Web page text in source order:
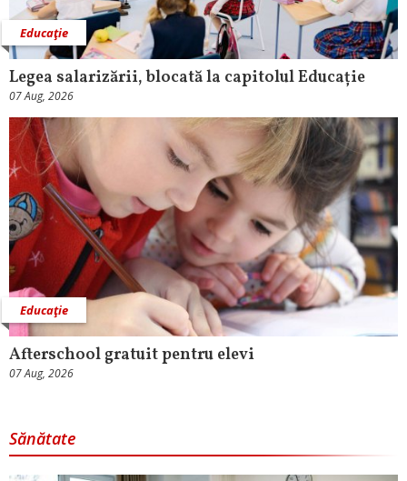
Educaţie
Legea salarizării, blocată la capitolul Educație
07 Aug, 2026
Educaţie
Afterschool gratuit pentru elevi
07 Aug, 2026
Sănătate